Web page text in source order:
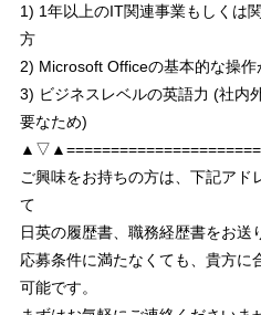
1) 1年以上のIT関連事業もしくは
方
2) Microsoft Officeの基本的な操作
3) ビジネスレベルの英語力 (社内
要なため)
ご興味をお持ちの方は、下記アド
て
日英の履歴書、職務経歴書をお送
応募条件に満たなくても、貴方に
可能です。